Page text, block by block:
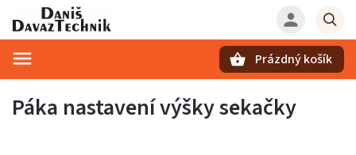
Prázdný košík
Páka nastavení výšky sekačky